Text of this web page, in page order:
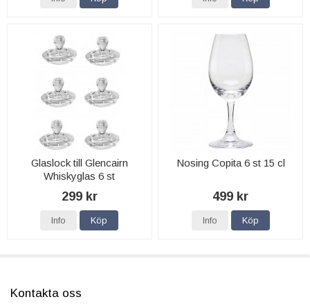
Glaslock till Glencairn
Whiskyglas 6 st
299 kr
Info Köp
Nosing Copita 6 st 15 cl
499 kr
Info Köp
Kontakta oss